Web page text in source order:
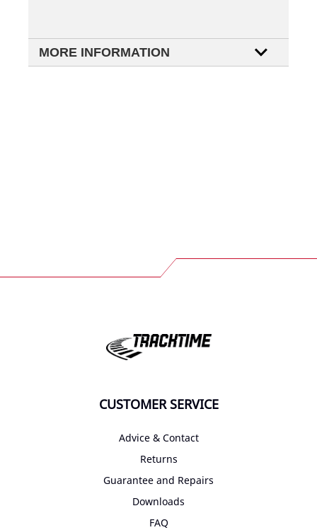
MORE INFORMATION
CUSTOMER SERVICE
Advice & Contact
Returns
Guarantee and Repairs
Downloads
FAQ